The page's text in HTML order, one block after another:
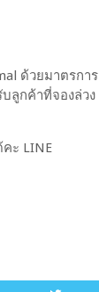
ด้วยมาตรการ
บลูกค้าที่จองล่วง
ะ LINE